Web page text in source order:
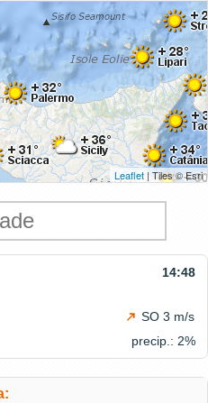
Leaflet | Tiles © Esri
14:48
SO 3 m/s
precip.: 2%